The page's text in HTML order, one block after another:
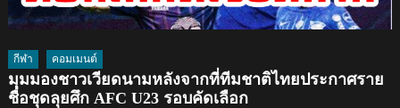
กีฬา คอมเมนต์
มุมมองชาวเวียดนามหลังจากที่ทีมชาติไทยประกาศราย
ชื่อชุดลุยศึก AFC U23 รอบคัดเลือก